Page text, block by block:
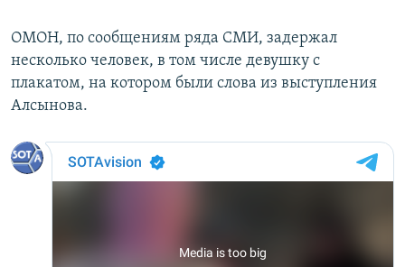
ОМОН, по сообщениям ряда СМИ, задержал
несколько человек, в том числе девушку с
плакатом, на котором были слова из выступления
Алсынова.